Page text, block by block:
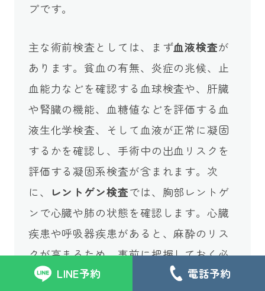
プです。
主な術前検査としては、まず血液検査が
あります。貧血の有無、炎症の兆候、止
血能力などを確認する血球検査や、肝臓
や腎臓の機能、血糖値などを評価する血
液生化学検査、そして血液が正常に凝固
するかを確認し、手術中の出血リスクを
評価する凝固系検査が含まれます。次
に、
レントゲン検査では、胸部レントゲ
ンで心臓や肺の状態を確認します。心臓
疾患や呼吸器疾患があると、麻酔のリス
クが高まるため、事前に把握しておく必
要があります。必要に応じて、尿検査や
LINE予約 電話予約